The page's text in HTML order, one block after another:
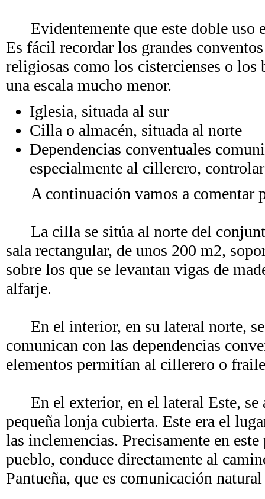
Evidentemente que este doble uso
Es fácil recordar los grandes
religiosas como los cistercienses o los
una escala mucho menor.
Iglesia, situada al sur
Cilla o almacén, situada al norte
Dependencias conventuales
especialmente al cillerero,
A continuación vamos a comentar
La cilla se sitúa al norte del
sala rectangular, de unos 200 m2,
sobre los que se levantan vigas de
alfarje.
En el interior, en su lateral norte, se
comunican con las dependencias
elementos permitían al cillerero o
En el exterior, en el lateral Este, se
pequeña lonja cubierta. Este era el
las inclemencias. Precisamente en
pueblo, conduce directamente al
Pantueña, que es comunicación